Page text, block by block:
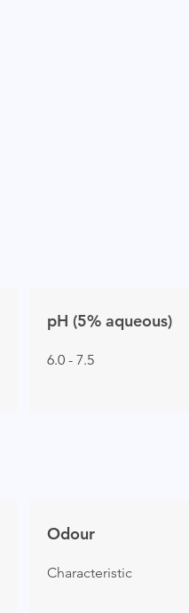
pH (5% aqueous)
6.0 - 7.5
Odour
Characteristic